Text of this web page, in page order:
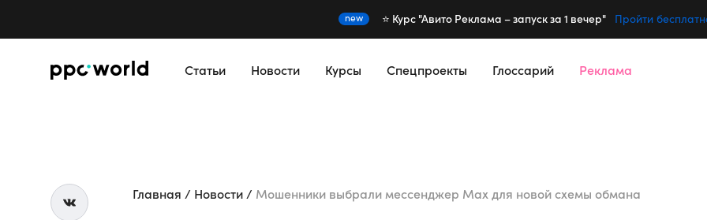
new ⭐️ Курс "Авито Реклама – запуск за 1 вечер" Пройти
Статьи Новости Курсы Спецпроекты Глоссарий Реклама
Главная Новости Мошенники выбрали мессенджер Max для новой схемы обмана